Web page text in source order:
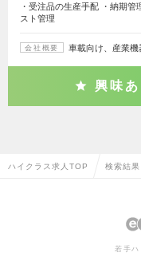
・受注品の生産手配 ・納期管
スト管理
会社概要 車載向け、産業
興味あ
ハイクラス求人TOP 検索結果
若手